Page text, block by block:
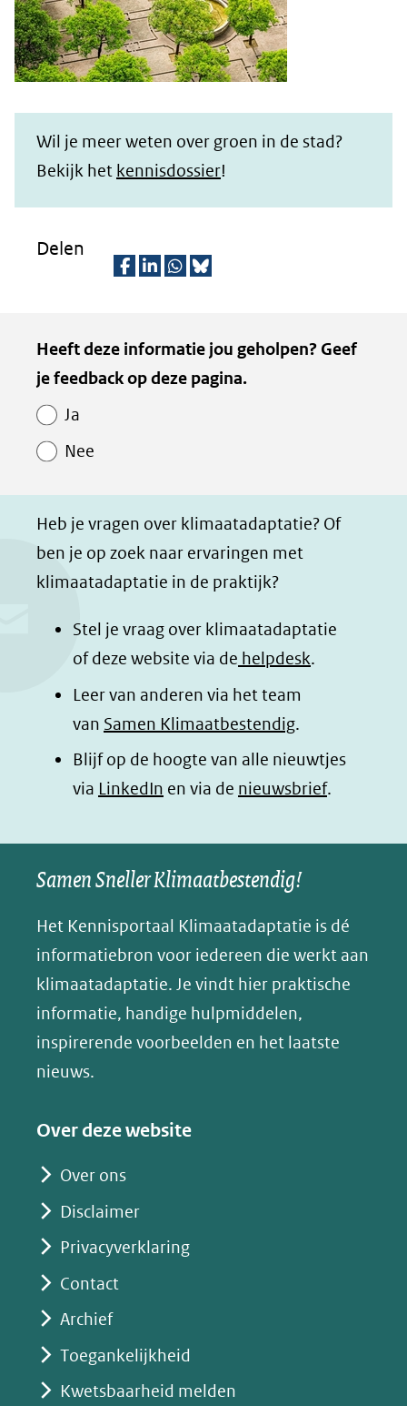
andere
website)
Wil je meer weten over groen in de stad?
Bekijk het kennisdossier!
Delen
l
e
a
b
o
o
(opent
in
nieuw
venster)
naar
een
website)
l
e
i
d
I
(opent
in
nieuw
venster)
naar
een
website)
l
e
h
t
a
p
(opent
in
nieuw
venster)
naar
een
website)
z
e
n
d
l
e
o
p
B
l
e
s
y
(opent
in
nieuw
venster)
Kopie
van
Paginawaardering
Heeft deze informatie jou geholpen? Geef
je feedback op deze pagina.
Ja
Nee
Heb je vragen over klimaatadaptatie? Of
ben je op zoek naar ervaringen met
klimaatadaptatie in de praktijk?
Stel je vraag over klimaatadaptatie
of deze website via de helpdesk.
Leer van anderen via het team
van Samen Klimaatbestendig.
Blijf op de hoogte van alle nieuwtjes
via LinkedIn (opent
nieuw
venster)
naar
een
andere
website)
en via de nieuwsbrief.
Samen Sneller Klimaatbestendig!
Het Kennisportaal Klimaatadaptatie is dé
informatiebron voor iedereen die werkt aan
klimaatadaptatie. Je vindt hier praktische
informatie, handige hulpmiddelen,
inspirerende voorbeelden en het laatste
nieuws.
Over deze website
Over ons
Disclaimer
Privacyverklaring
Contact
Archief
Toegankelijkheid
Kwetsbaarheid melden